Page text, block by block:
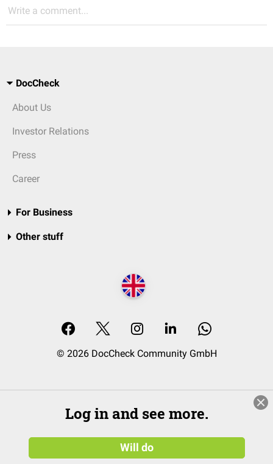
Write a comment...
DocCheck
About Us
Investor Relations
Press
Career
For Business
Other stuff
© 2026 DocCheck Community GmbH
Log in and see more.
Will do